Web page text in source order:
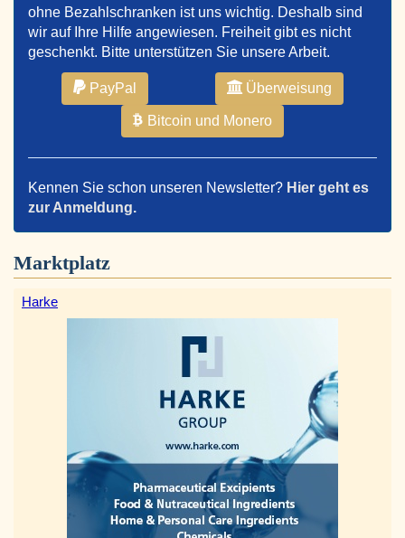
ohne Bezahlschranken ist uns wichtig. Deshalb sind
wir auf Ihre Hilfe angewiesen. Freiheit gibt es nicht
geschenkt. Bitte unterstützen Sie unsere Arbeit.
PayPal Überweisung
Bitcoin und Monero
Kennen Sie schon unseren Newsletter? Hier geht es
zur Anmeldung.
Marktplatz
Harke